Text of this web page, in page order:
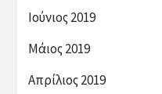
Ιούνιος 2019
Μάιος 2019
Απρίλιος 2019